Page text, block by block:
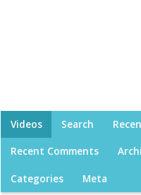
Videos Search
Recent Comments
Categories Meta